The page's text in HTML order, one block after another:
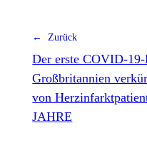
← Zurück
Der erste COVID-
Großbritannien
von
JAHRE